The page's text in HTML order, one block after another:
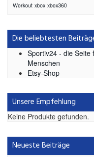
Workout xbox xbox360
Die beliebtesten
Sportiv24 - die Seite
Menschen
Etsy-Shop
Unsere Empfehlung
Keine Produkte gefunden.
Neueste Beiträge